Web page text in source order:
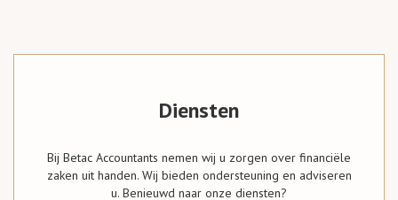
Diensten
Bij Betac Accountants nemen wij u zorgen over financiële
zaken uit handen. Wij bieden ondersteuning en adviseren
u. Benieuwd naar onze diensten?